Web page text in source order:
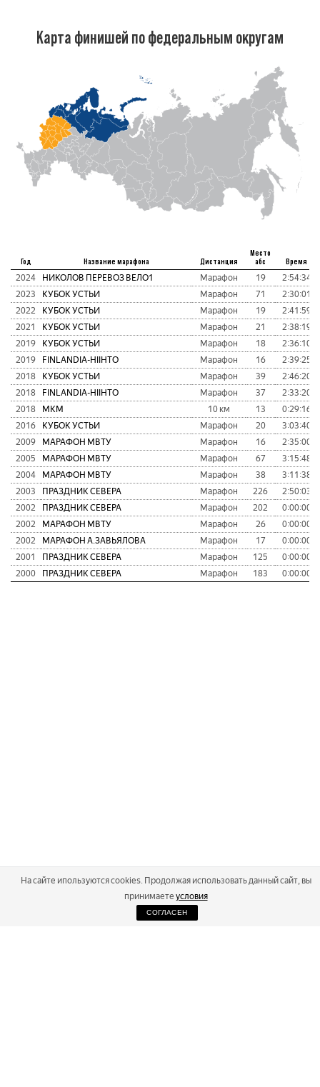
Карта финишей по федеральным округам
Год Название марафона Дистанция
Место
абс
Время
2024 НИКОЛОВ ПЕРЕВОЗ ВЕЛО1 Марафон 19
2:54:34
2023
КУБОК УСТЬИ Марафон 71
2:30:01
2022
КУБОК УСТЬИ Марафон 19
2:41:59
2021
КУБОК УСТЬИ Марафон 21
2:38:19
2019
КУБОК УСТЬИ Марафон 18
2:36:10
2019
FINLANDIA-HIIHTO Марафон 16
2:39:25
2018
КУБОК УСТЬИ Марафон 39
2:46:20
2018
FINLANDIA-HIIHTO Марафон 37
2:33:20
2018
МКМ 10 км 13
0:29:16
2016
КУБОК УСТЬИ Марафон 20
3:03:40
2009
МАРАФОН МВТУ Марафон 16
2:35:00
2005
МАРАФОН МВТУ Марафон 67
3:15:48
2004
МАРАФОН МВТУ Марафон 38
3:11:38
2003
ПРАЗДНИК СЕВЕРА Марафон 226
2:50:03
2002
ПРАЗДНИК СЕВЕРА Марафон 202
0:00:00
2002
МАРАФОН МВТУ Марафон 26
0:00:00
2002
МАРАФОН А.ЗАВЬЯЛОВА Марафон 17
0:00:00
2001
ПРАЗДНИК СЕВЕРА Марафон 125
0:00:00
2000
ПРАЗДНИК СЕВЕРА Марафон 183 0:00:00
На сайте ипользуются cookies. Продолжая использовать данный сайт, вы
принимаете условия
СОГЛАСЕН